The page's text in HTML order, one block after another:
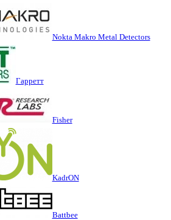
Nokta Makro Metal Detectors
Гарретт
Fisher
KadrON
Battbee